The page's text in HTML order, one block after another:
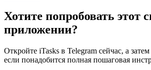
Хотите попробовать этот
приложении?
Откройте iTasks в Telegram сейчас, а
если понадобится полная пошаговая